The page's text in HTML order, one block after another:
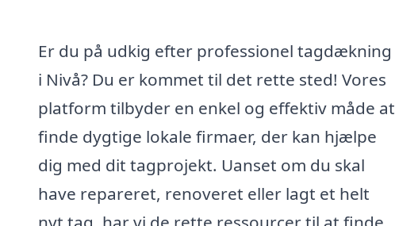
Er du på udkig efter professionel tagdækning
i Nivå? Du er kommet til det rette sted! Vores
platform tilbyder en enkel og effektiv måde at
finde dygtige lokale firmaer, der kan hjælpe
dig med dit tagprojekt. Uanset om du skal
have repareret, renoveret eller lagt et helt